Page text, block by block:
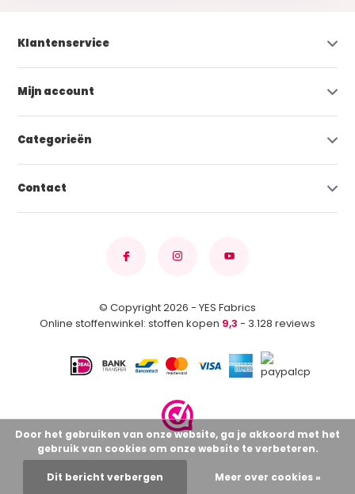
Klantenservice
Mijn account
Categorieën
Contact
© Copyright 2026 - YES Fabrics
Online stoffenwinkel: stoffen kopen 9,3 - 3.128 reviews
Door het gebruiken van onze website, ga je akkoord met het
gebruik van cookies om onze website te verbeteren.
Dit bericht verbergen Meer over cookies »